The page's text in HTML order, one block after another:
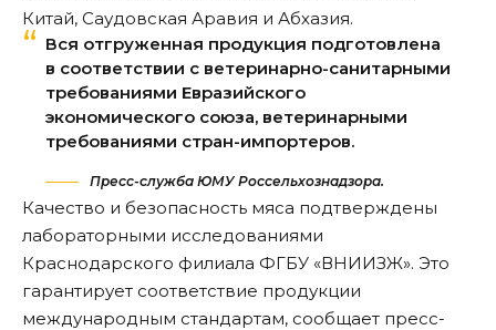
Китай, Саудовская Аравия и Абхазия.
Вся отгруженная продукция подготовлена
в соответствии с ветеринарно-санитарными
требованиями Евразийского
экономического союза, ветеринарными
требованиями стран-импортеров.
Пресс-служба ЮМУ Россельхознадзора.
Качество и безопасность мяса подтверждены
лабораторными исследованиями
Краснодарского филиала ФГБУ «ВНИИЗЖ». Это
гарантирует соответствие продукции
международным стандартам, сообщает пресс-